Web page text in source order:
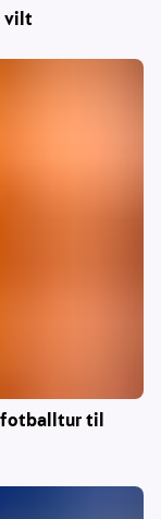
vilt
fotballtur til